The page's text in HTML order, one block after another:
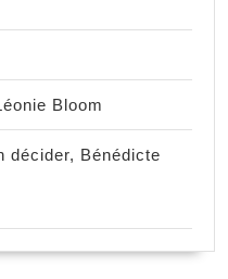
Bloom
décider, Bénédicte